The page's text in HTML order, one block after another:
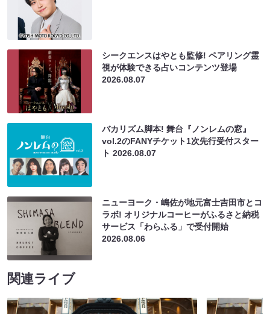
シークエンスはやとも監修! ペアリング霊
視が体験できる占いコンテンツ登場
2026.08.07
バカリズム脚本! 舞台『ノンレムの窓』
vol.2のFANYチケット1次先行受付スター
ト2026.08.07
ニューヨーク・嶋佐が地元富士吉田市とコ
ラボ! オリジナルコーヒーがふるさと納税
サービス「わらふる」で受付開始
2026.08.06
関連ライブ